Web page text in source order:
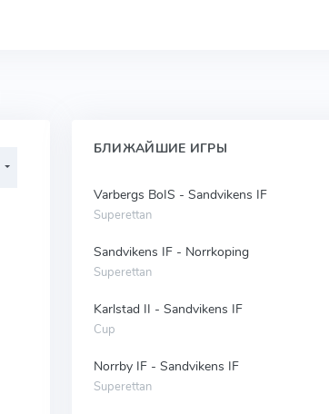
БЛИЖАЙШИЕ ИГРЫ
Varbergs BoIS - Sandvikens IF
Superettan
Sandvikens IF - Norrkoping
Superettan
Karlstad II - Sandvikens IF
Cup
Norrby IF - Sandvikens IF
Superettan